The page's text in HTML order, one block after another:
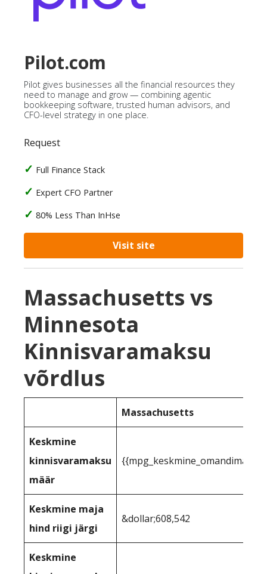
Pilot.com
Pilot gives businesses all the financial resources they
need to manage and grow — combining agentic
bookkeeping software, trusted human advisors, and
CFO-level strategy in one place.
Request
Full Finance Stack
Expert CFO Partner
80% Less Than InHse
Visit site
Massachusetts vs
Minnesota
Kinnisvaramaksu
võrdlus
Massachusetts
Keskmine
kinnisvaramaksu
määr
Keskmine maja
hind riigi järgi
&dollar;608,542
Keskmine